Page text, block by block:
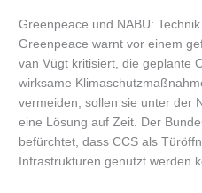
Greenpeace und NABU:
Greenpeace warnt vor einem
van Vügt kritisiert, die geplante
wirksame
vermeiden, sollen sie unter der
eine Lösung auf Zeit. Der
befürchtet, dass CCS als
Infrastrukturen genutzt werden